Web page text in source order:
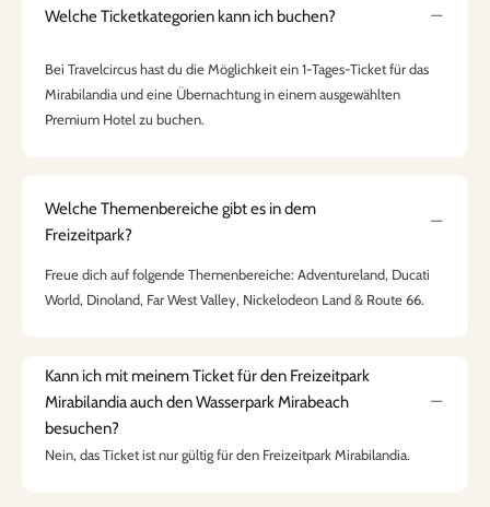
Welche Ticketkategorien kann ich buchen?
Bei Travelcircus hast du die Möglichkeit ein 1-Tages-Ticket für das
Mirabilandia und eine Übernachtung in einem ausgewählten
Premium Hotel zu buchen.
Welche Themenbereiche gibt es in dem
Freizeitpark?
Freue dich auf folgende Themenbereiche: Adventureland, Ducati
World, Dinoland, Far West Valley, Nickelodeon Land & Route 66.
Kann ich mit meinem Ticket für den Freizeitpark
Mirabilandia auch den Wasserpark Mirabeach
besuchen?
Nein, das Ticket ist nur gültig für den Freizeitpark Mirabilandia.